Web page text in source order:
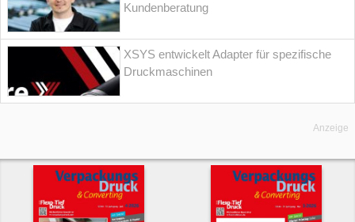
Kundenberatung
XSYS entwickelt Adapter für spezifische
Druckmaschinen
Anzeige